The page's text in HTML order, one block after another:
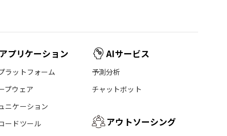
アプリケーション
ラットフォーム
プウェア
ニケーション
ードツール
AIサービス
予測分析
チャットボット
アウトソーシング